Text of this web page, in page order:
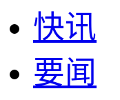
快讯
要闻